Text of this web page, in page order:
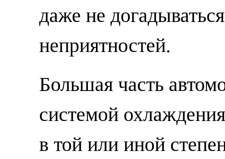
даже не
неприятностей.
Большая часть
системой
в той или иной